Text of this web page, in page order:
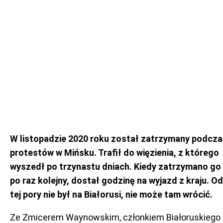
W listopadzie 2020 roku został zatrzymany
protestów w Mińsku. Trafił do więzienia, z którego
wyszedł po trzynastu dniach. Kiedy zatrzymano go
po raz kolejny, dostał godzinę na wyjazd z kraju. Od
tej pory nie był na Białorusi, nie może tam wrócić.
Ze Zmicerem Waynowskim, członkiem Białoruskiego